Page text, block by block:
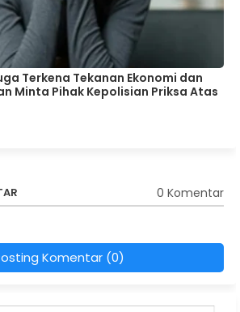
Terkena Tekanan Ekonomi dan
Minta Pihak Kepolisian Priksa Atas
0 Komentar
Komentar (0)